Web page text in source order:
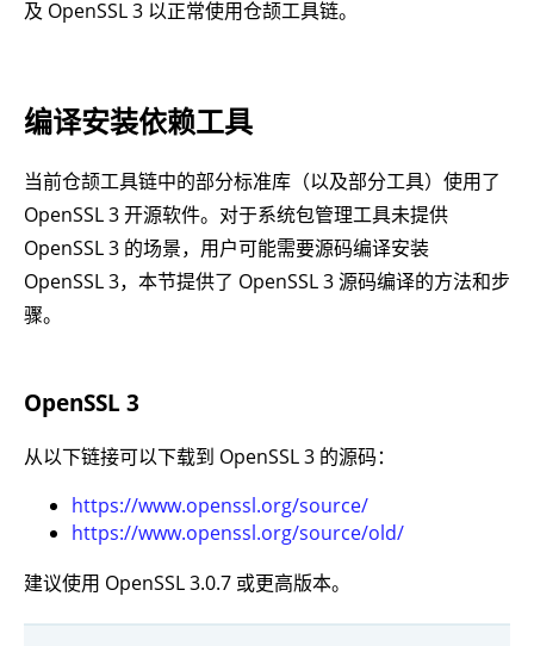
及 OpenSSL 3 以正常使用仓颉工具链。
编译安装依赖工具
当前仓颉工具链中的部分标准库（以及部分工具）使用了
OpenSSL 3 开源软件。对于系统包管理工具未提供
OpenSSL 3 的场景，用户可能需要源码编译安装
OpenSSL 3，本节提供了 OpenSSL 3 源码编译的方法和步
骤。
OpenSSL 3
从以下链接可以下载到 OpenSSL 3 的源码：
https://www.openssl.org/source/
https://www.openssl.org/source/old/
建议使用 OpenSSL 3.0.7 或更高版本。